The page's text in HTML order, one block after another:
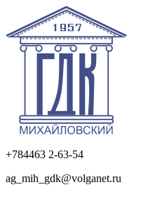
+784463 2-63-54
ag_mih_gdk@volganet.ru